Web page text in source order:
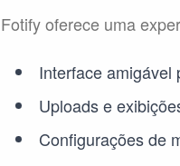
Fotify oferece uma
Interface amigável
Uploads e
Configurações de